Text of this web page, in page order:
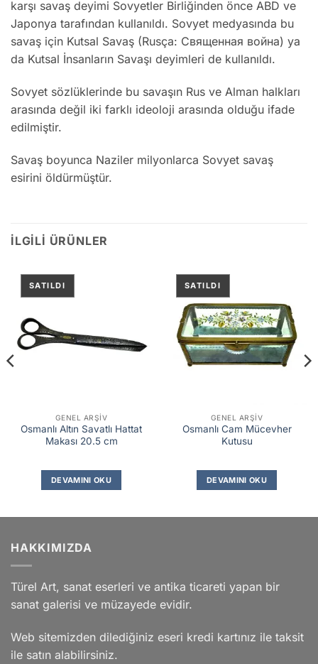
karşı savaş deyimi Sovyetler Birliğinden önce ABD ve
Japonya tarafından kullanıldı. Sovyet medyasında bu
savaş için Kutsal Savaş (Rusça: Священная война) ya
da Kutsal İnsanların Savaşı deyimleri de kullanıldı.
Sovyet sözlüklerinde bu savaşın Rus ve Alman halkları
arasında değil iki farklı ideoloji arasında olduğu ifade
edilmiştir.
Savaş boyunca Naziler milyonlarca Sovyet savaş
esirini öldürmüştür.
İLGILI ÜRÜNLER
GENEL ARŞIV
Osmanlı Altın Savatlı Hattat
Makası 20.5 cm
DEVAMINI OKU
GENEL ARŞIV
Osmanlı Cam Mücevher
Kutusu
DEVAMINI OKU
HAKKIMIZDA
Türel Art, sanat eserleri ve antika ticareti yapan bir
sanat galerisi ve müzayede evidir.
Web sitemizden dilediğiniz eseri kredi kartınız ile taksit
ile satın alabilirsiniz.